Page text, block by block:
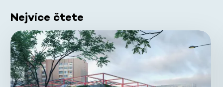
Nejvíce čtete